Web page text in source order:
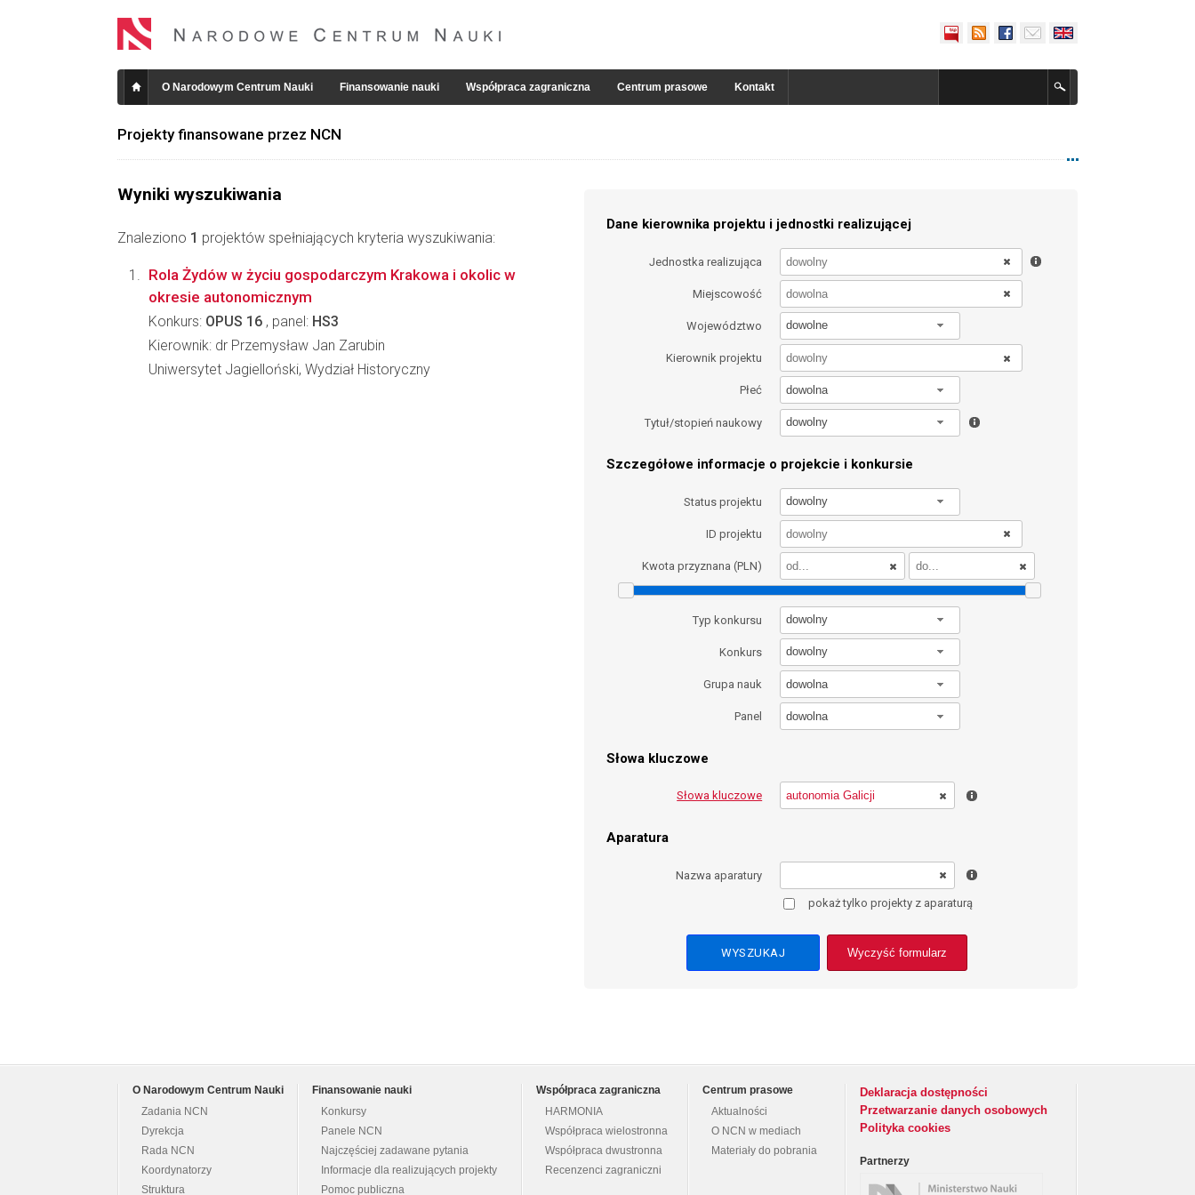
O Narodowym Centrum Nauki Finansowanie nauki Współpraca zagraniczna Centrum prasowe Kontakt
Projekty finansowane przez NCN
Wyniki wyszukiwania
Znaleziono 1 projektów spełniających kryteria wyszukiwania:
Dane kierownika projektu i jednostki realizującej
Jednostka realizująca
Miejscowość
Województwo dowolne
Kierownik projektu
Płeć dowolna
Tytuł/stopień naukowy dowolny
Szczegółowe informacje o projekcie i konkursie
Status projektu dowolny
ID projektu
Kwota przyznana (PLN)
Typ konkursu dowolny
Konkurs dowolny
Grupa nauk dowolna
Panel dowolna
Słowa kluczowe
Słowa kluczowe
Aparatura
Nazwa aparatury
pokaż tylko projekty z aparaturą
Wyczyść formularz
Rola Żydów w życiu gospodarczym Krakowa i okolic w
okresie autonomicznym
Konkurs: OPUS 16 , panel: HS3
Kierownik: dr Przemysław Jan Zarubin
Uniwersytet Jagielloński, Wydział Historyczny
O Narodowym Centrum Nauki
Zadania NCN
Dyrekcja
Rada NCN
Koordynatorzy
Struktura
Finansowanie nauki
Konkursy
Panele NCN
Najczęściej zadawane pytania
Informacje dla realizujących projekty
Pomoc publiczna
Współpraca zagraniczna
HARMONIA
Współpraca wielostronna
Współpraca dwustronna
Recenzenci zagraniczni
Centrum prasowe
Aktualności
O NCN w mediach
Materiały do pobrania
Deklaracja dostępności
Przetwarzanie danych osobowych
Polityka cookies
Partnerzy